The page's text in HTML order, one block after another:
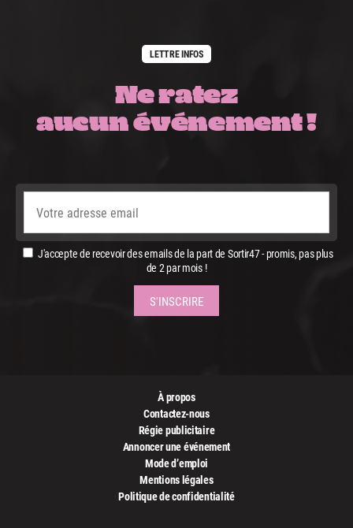
LETTRE INFOS
Ne ratez
aucun événement !
J'accepte de recevoir des emails de la part de Sortir47 - promis, pas plus
de 2 par mois !
À propos
Contactez-nous
Régie publicitaire
Annoncer une événement
Mode d’emploi
Mentions légales
Politique de confidentialité